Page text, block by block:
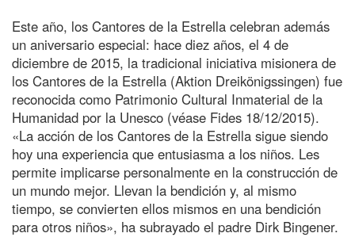
Este año, los Cantores de la Estrella celebran además
un aniversario especial: hace diez años, el 4 de
diciembre de 2015, la tradicional iniciativa misionera de
los Cantores de la Estrella (Aktion Dreikönigssingen) fue
reconocida como Patrimonio Cultural Inmaterial de la
Humanidad por la Unesco (véase Fides 18/12/2015).
«La acción de los Cantores de la Estrella sigue siendo
hoy una experiencia que entusiasma a los niños. Les
permite implicarse personalmente en la construcción de
un mundo mejor. Llevan la bendición y, al mismo
tiempo, se convierten ellos mismos en una bendición
para otros niños», ha subrayado el padre Dirk Bingener.